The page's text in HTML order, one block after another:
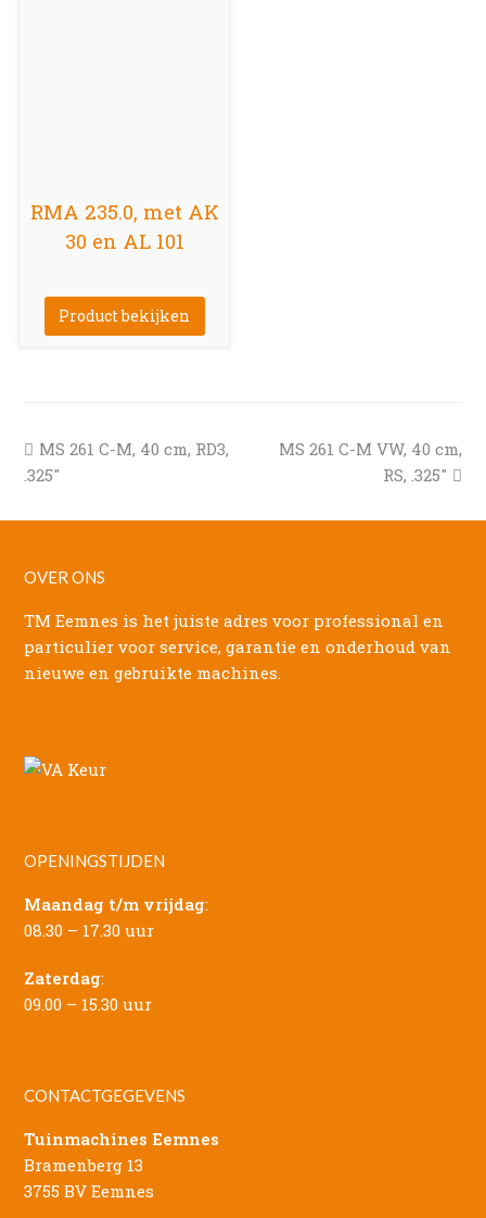
RMA 235.0, met AK
30 en AL 101
Product bekijken
previous
post:
MS 261 C-M, 40 cm, RD3,
.325″
next
MS 261 C-M VW, 40 cm,
RS, .325″
OVER ONS
TM Eemnes is het juiste adres voor professional en
particulier voor service, garantie en onderhoud van
nieuwe en gebruikte machines.
OPENINGSTIJDEN
Maandag t/m vrijdag:
08.30 – 17.30 uur
Zaterdag:
09.00 – 15.30 uur
CONTACTGEGEVENS
Tuinmachines Eemnes
Bramenberg 13
3755 BV Eemnes